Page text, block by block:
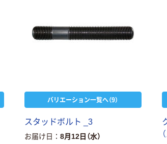
バリエーション一覧へ（9）
スタッドボルト _3
お届け日 8月12日（水）
プ絞り
プ絞り
カ
グン吸水
￥548~